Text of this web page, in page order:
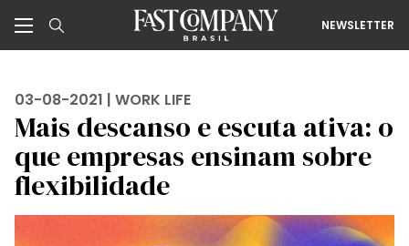
NEWSLETTER
03-08-2021 | WORK LIFE
Mais descanso e escuta ativa: o
que empresas ensinam sobre
flexibilidade